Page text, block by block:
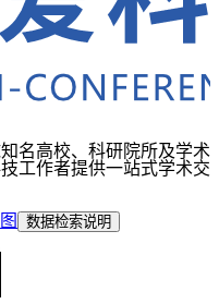
名高校、科研院所及学术
工作者提供一站式学术交
数据检索说明